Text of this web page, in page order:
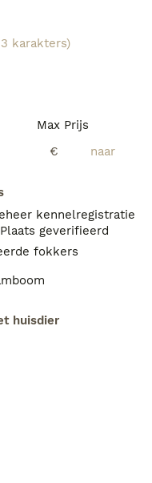
Max Prijs
€
kennelregistratie
geverifieerd
fokkers
huisdier